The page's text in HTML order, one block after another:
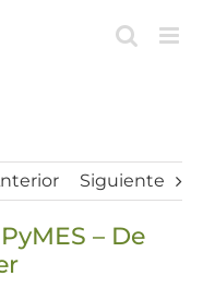
Siguiente
– De